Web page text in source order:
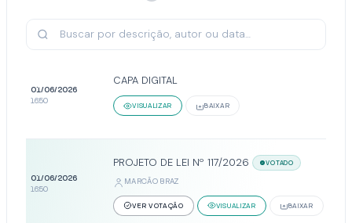
01/06/2026
16:50
CAPA DIGITAL
VISUALIZAR BAIXAR
01/06/2026
16:50
PROJETO DE LEI Nº 117/2026 VOTADO
MARCÃO BRAZ
VER VOTAÇÃO VISUALIZAR BAIXAR